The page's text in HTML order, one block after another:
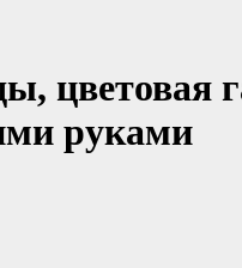
цветовая
руками